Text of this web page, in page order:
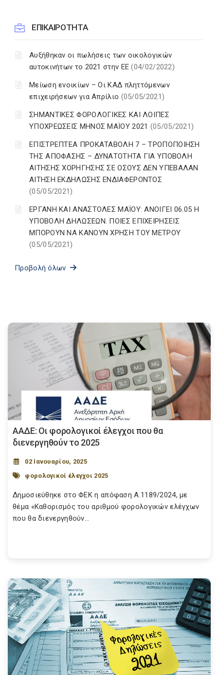
ΕΠΙΚΑΙΡΟΤΗΤΑ
Αυξήθηκαν οι πωλήσεις των οικολογικών
αυτοκινήτων το 2021 στην ΕΕ(04/02/2022)
Μείωση ενοικίων – Οι ΚΑΔ πληττόμενων
επιχειρήσεων για Απρίλιο (05/05/2021)
ΣΗΜΑΝΤΙΚΕΣ ΦΟΡΟΛΟΓΙΚΕΣ ΚΑΙ ΛΟΙΠΕΣ
ΥΠΟΧΡΕΩΣΕΙΣ ΜΗΝΟΣ ΜΑΪΟΥ 2021 (05/05/2021)
ΕΠΙΣΤΡΕΠΤΕΑ ΠΡΟΚΑΤΑΒΟΛΗ 7 – ΤΡΟΠΟΠΟΙΗΣΗ
ΤΗΣ ΑΠΟΦΑΣΗΣ – ΔΥΝΑΤΟΤΗΤΑ ΓΙΑ ΥΠΟΒΟΛΗ
ΑΙΤΗΣΗΣ ΧΟΡΗΓΗΣΗΣ ΣΕ ΟΣΟΥΣ ΔΕΝ ΥΠΕΒΑΛΑΝ
ΑΙΤΗΣΗ ΕΚΔΗΛΩΣΗΣ ΕΝΔΙΑΦΕΡΟΝΤΟΣ
(05/05/2021)
ΕΡΓΑΝΗ ΚΑΙ ΑΝΑΣΤΟΛΕΣ ΜΑΪΟΥ: ΑΝΟΙΓΕΙ 06.05 Η
ΥΠΟΒΟΛΗ ΔΗΛΩΣΕΩΝ. ΠΟΙΕΣ ΕΠΙΧΕΙΡΗΣΕΙΣ
ΜΠΟΡΟΥΝ ΝΑ ΚΑΝΟΥΝ ΧΡΗΣΗ ΤΟΥ ΜΕΤΡΟΥ
(05/05/2021)
Προβολή όλων
ΑΑΔΕ: Οι φορολογικοί έλεγχοι που θα
διενεργηθούν το 2025
02 Ιανουαρίου, 2025
φορολογικοί έλεγχοι 2025
Δημοσιεύθηκε στο ΦΕΚ η απόφαση Α.1189/2024, με
θέμα «Καθορισμός του αριθμού φορολογικών ελέγχων
που θα διενεργηθούν...